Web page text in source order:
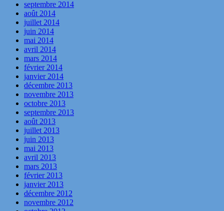
septembre 2014
août 2014
juillet 2014
juin 2014
mai 2014
avril 2014
mars 2014
février 2014
janvier 2014
décembre 2013
novembre 2013
octobre 2013
septembre 2013
août 2013
juillet 2013
juin 2013
mai 2013
avril 2013
mars 2013
février 2013
janvier 2013
décembre 2012
novembre 2012